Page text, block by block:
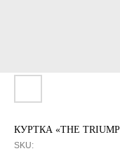
КУРТКА «THE
SKU: